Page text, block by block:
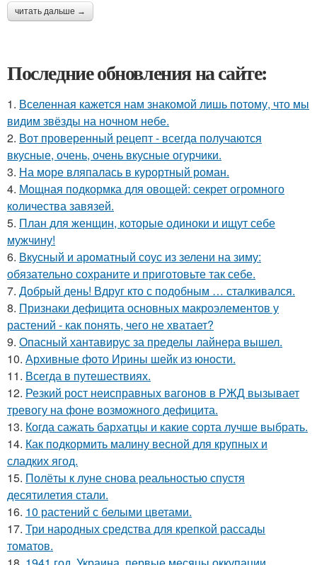
читать дальше →
Последние обновления на сайте:
1. Вселенная кажется нам знакомой лишь потому, что мы
видим звёзды на ночном небе.
2. Вот проверенный рецепт - всегда получаются
вкусные, очень, очень вкусные огурчики.
3. На море вляпалась в курортный роман.
4. Мощная подкормка для овощей: секрет огромного
количества завязей.
5. План для женщин, которые одиноки и ищут себе
мужчину!
6. Вкусный и ароматный соус из зелени на зиму:
обязательно сохраните и приготовьте так себе.
7. Добрый день! Вдруг кто с подобным … сталкивался.
8. Признаки дефицита основных макроэлементов у
растений - как понять, чего не хватает?
9. Опасный хантавирус за пределы лайнера вышел.
10. Архивные фото Ирины шейк из юности.
11. Всегда в путешествиях.
12. Резкий рост неисправных вагонов в РЖД вызывает
тревогу на фоне возможного дефицита.
13. Когда сажать бархатцы и какие сорта лучше выбрать.
14. Как подкормить малину весной для крупных и
сладких ягод.
15. Полёты к луне снова реальностью спустя
десятилетия стали.
16. 10 растений с белыми цветами.
17. Три народных средства для крепкой рассады
томатов.